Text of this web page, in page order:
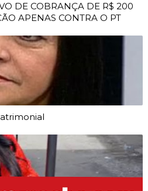
DE COBRANÇA DE R$ 200
APENAS CONTRA O PT